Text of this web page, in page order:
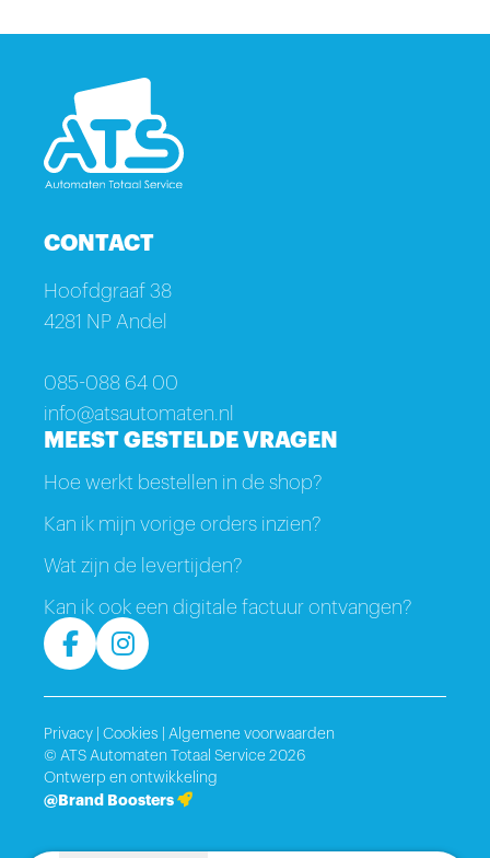
CONTACT
Hoofdgraaf 38
4281 NP Andel
085-088 64 00
info@atsautomaten.nl
MEEST GESTELDE VRAGEN
Hoe werkt bestellen in de shop?
Kan ik mijn vorige orders inzien?
Wat zijn de levertijden?
Kan ik ook een digitale factuur ontvangen?
Ontwerp en ontwikkeling
@Brand Boosters
© ATS Automaten Totaal Service 2026
Privacy Cookies Algemene voorwaarden